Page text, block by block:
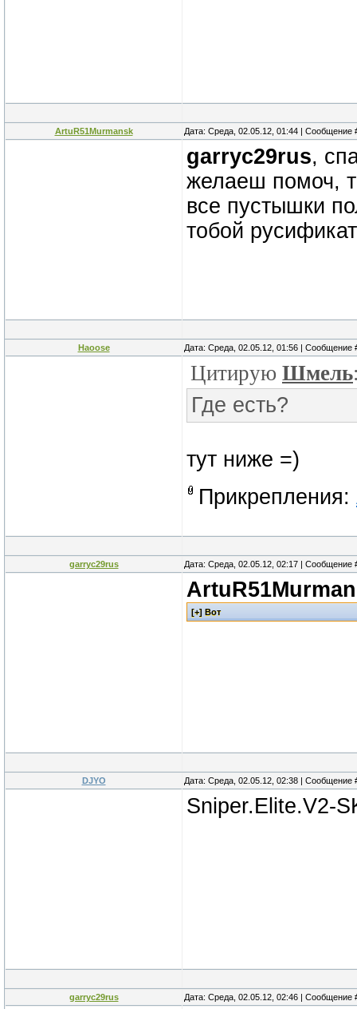
ArtuR51Murmansk Дата: Среда, 02.05.12, 01:44 | Сообщение
garryc29rus,
желаеш помоч,
все пустышки
тобой
Haoose Дата: Среда, 02.05.12, 01:56 | Сообщение
Цитирую Шмель
Где есть?
тут ниже =)
Прикрепления:
garryc29rus Дата: Среда, 02.05.12, 02:17 | Сообщение
DJYO Дата: Среда, 02.05.12, 02:38 | Сообщение
Sniper.Elite.V2-
garryc29rus Дата: Среда, 02.05.12, 02:46 | Сообщение